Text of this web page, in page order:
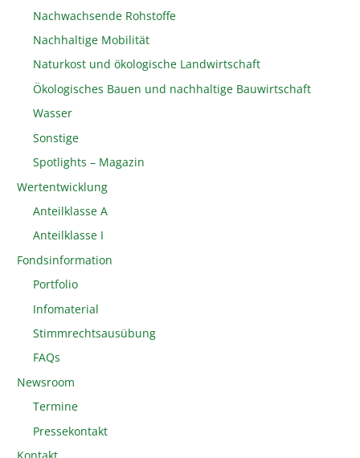
Nachwachsende Rohstoffe
Nachhaltige Mobilität
Naturkost und ökologische Landwirtschaft
Ökologisches Bauen und nachhaltige Bauwirtschaft
Wasser
Sonstige
Spotlights – Magazin
Wertentwicklung
Anteilklasse A
Anteilklasse I
Fondsinformation
Portfolio
Infomaterial
Stimmrechtsausübung
FAQs
Newsroom
Termine
Pressekontakt